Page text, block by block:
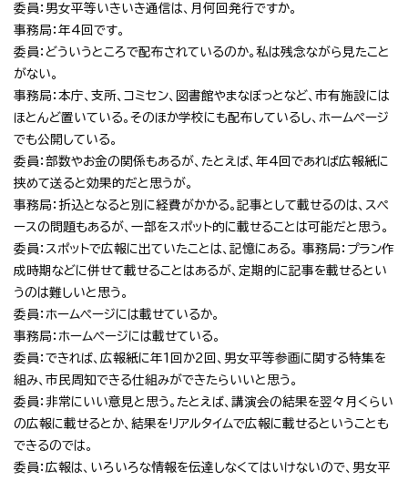
委員：男女平等いきいき通信は、月何回発行ですか。
事務局：年4回です。
委員：どういうところで配布されているのか。私は残念ながら見たこと
がない。
事務局：本庁、支所、コミセン、図書館やまなぼっとなど、市有施設には
ほとんど置いている。そのほか学校にも配布しているし、ホームページ
でも公開している。
委員：部数やお金の関係もあるが、たとえば、年4回であれば広報紙に
挟めて送ると効果的だと思うが。
事務局：折込となると別に経費がかかる。記事として載せるのは、スペ
ースの問題もあるが、一部をスポット的に載せることは可能だと思う。
委員：スポットで広報に出ていたことは、記憶にある。 事務局：プラン作
成時期などに併せて載せることはあるが、定期的に記事を載せるとい
うのは難しいと思う。
委員：ホームページには載せているか。
事務局：ホームページには載せている。
委員：できれば、広報紙に年1回か2回、男女平等参画に関する特集を
組み、市民周知できる仕組みができたらいいと思う。
委員：非常にいい意見と思う。たとえば、講演会の結果を翌々月くらい
の広報に載せるとか、結果をリアルタイムで広報に載せるということも
できるのでは。
委員：広報は、いろいろな情報を伝達しなくてはいけないので、男女平